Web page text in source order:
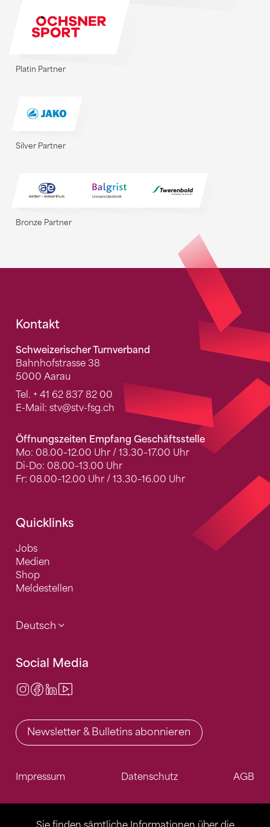
Platin Partner
Silver Partner
Bronze Partner
Fusszeile
Kontakt
Schweizerischer Turnverband
Bahnhofstrasse 38
5000 Aarau
Tel. + 41 62 837 82 00
E-Mail: stv@stv-fsg.ch
Öffnungszeiten Empfang Geschäftsstelle
Mo: 08.00–12.00 Uhr / 13.30–17.00 Uhr
Di-Do: 08.00–13.00 Uhr
Fr: 08.00–12.00 Uhr / 13.30–16.00 Uhr
Quicklinks
Jobs
Medien
Shop
Meldestellen
Deutsch
Social Media
Instagram
Facebook
LinkedIn
Newsletter & Bulletins abonnieren
Impressum Datenschutz AGB